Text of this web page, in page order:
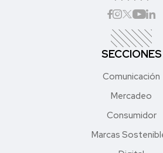
SECCIONES
Comunicación
Mercadeo
Consumidor
Marcas